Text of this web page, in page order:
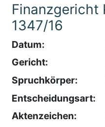
Finanzgericht
1347/16
Datum:
Gericht:
Spruchkörper:
Entscheidungsart:
Aktenzeichen: